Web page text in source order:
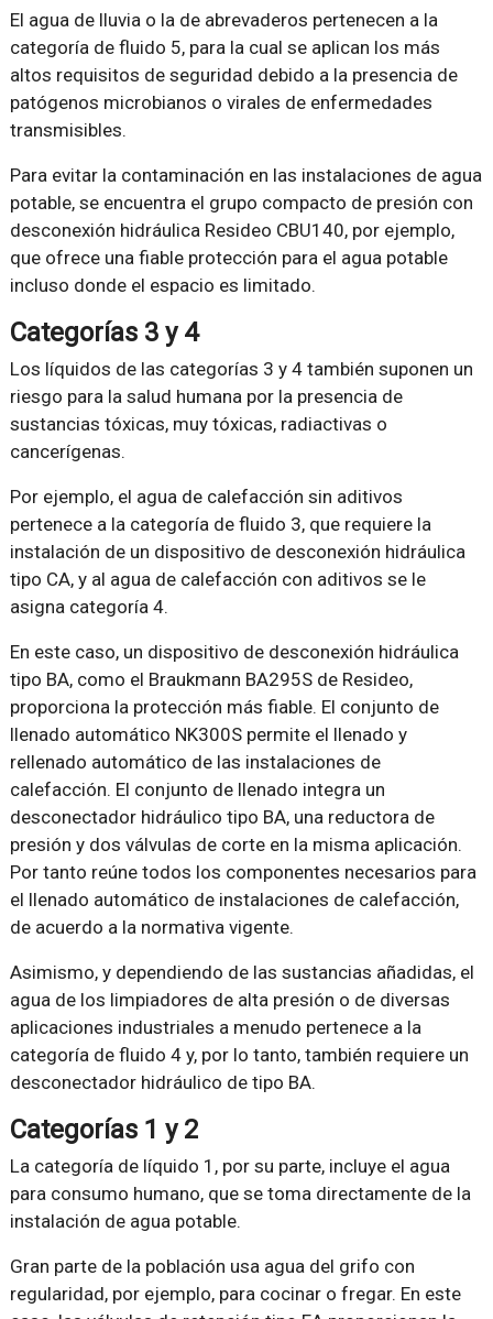
El agua de lluvia o la de abrevaderos pertenecen a la
categoría de fluido 5, para la cual se aplican los más
altos requisitos de seguridad debido a la presencia de
patógenos microbianos o virales de enfermedades
transmisibles.
Para evitar la contaminación en las instalaciones de agua
potable, se encuentra el grupo compacto de presión con
desconexión hidráulica Resideo CBU140, por ejemplo,
que ofrece una fiable protección para el agua potable
incluso donde el espacio es limitado.
Categorías 3 y 4
Los líquidos de las categorías 3 y 4 también suponen un
riesgo para la salud humana por la presencia de
sustancias tóxicas, muy tóxicas, radiactivas o
cancerígenas.
Por ejemplo, el agua de calefacción sin aditivos
pertenece a la categoría de fluido 3, que requiere la
instalación de un dispositivo de desconexión hidráulica
tipo CA, y al agua de calefacción con aditivos se le
asigna categoría 4.
En este caso, un dispositivo de desconexión hidráulica
tipo BA, como el Braukmann BA295S de Resideo,
proporciona la protección más fiable. El conjunto de
llenado automático NK300S permite el llenado y
rellenado automático de las instalaciones de
calefacción. El conjunto de llenado integra un
desconectador hidráulico tipo BA, una reductora de
presión y dos válvulas de corte en la misma aplicación.
Por tanto reúne todos los componentes necesarios para
el llenado automático de instalaciones de calefacción,
de acuerdo a la normativa vigente.
Asimismo, y dependiendo de las sustancias añadidas, el
agua de los limpiadores de alta presión o de diversas
aplicaciones industriales a menudo pertenece a la
categoría de fluido 4 y, por lo tanto, también requiere un
desconectador hidráulico de tipo BA.
Categorías 1 y 2
La categoría de líquido 1, por su parte, incluye el agua
para consumo humano, que se toma directamente de la
instalación de agua potable.
Gran parte de la población usa agua del grifo con
regularidad, por ejemplo, para cocinar o fregar. En este